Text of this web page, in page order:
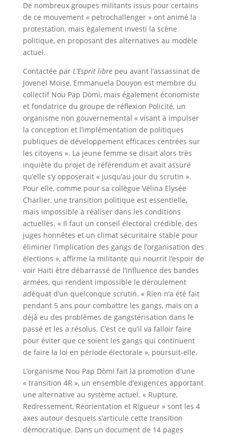
De nombreux groupes militants issus pour certains
de ce mouvement « petrochallenger » ont animé la
protestation, mais également investi la scène
politique, en proposant des alternatives au modèle
actuel.
Contactée par L’Esprit librepeu avant l’assassinat de
Jovenel Moïse, Emmanuela Douyon est membre du
collectif Nou Pap Dòmi, mais également économiste
et fondatrice du groupe de réflexion Policité, un
organisme non gouvernemental « visant à impulser
la conception et l’implémentation de politiques
publiques de développement efficaces centrées sur
les citoyens ». La jeune femme se disait alors très
inquiète du projet de référendum et avait assuré
qu’elle s’y opposerait « jusqu’au jour du scrutin ».
Pour elle, comme pour sa collègue Vélina Elysée
Charlier, une transition politique est essentielle,
mais impossible à réaliser dans les conditions
actuelles. « Il faut un conseil électoral crédible, des
juges honnêtes et un climat sécuritaire stable pour
éliminer l’implication des gangs de l’organisation des
élections », affirme la militante qui nourrit l’espoir de
voir Haïti être débarrassé de l’influence des bandes
armées, qui rendent impossible le déroulement
adéquat d’un quelconque scrutin. « Rien n’a été fait
pendant 5 ans pour combattre les gangs, mais on a
déjà eu des problèmes de gangstérisation dans le
passé et les a résolus. C’est ce qu’il va falloir faire
pour éviter que ce soient les gangs qui continuent
de faire la loi en période électorale », poursuit-elle.
L’organisme Nou Pap Dòmi fait la promotion d'une
« transition 4R », un ensemble d’exigences apportant
une alternative au système actuel. « Rupture,
Redressement, Réorientation et Rigueur » sont les 4
axes autour desquels s’articule cette transition
démocratique. Dans un document de 14 pages